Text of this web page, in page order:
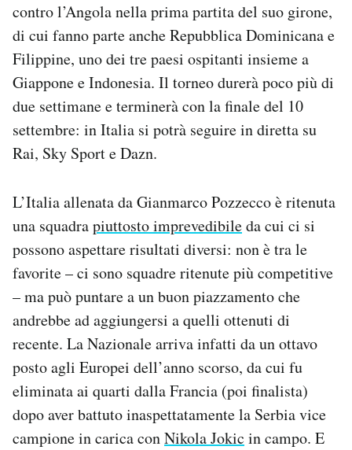
AREA PERSONALE
Area Personale
Newsletter
Notifiche mobile
Regala il Post
Hai bisogno di aiuto?
Esci
contro l’Angola nella prima partita del suo girone,
di cui fanno parte anche Repubblica Dominicana e
Filippine, uno dei tre paesi ospitanti insieme a
Giappone e Indonesia. Il torneo durerà poco più di
due settimane e terminerà con la finale del 10
settembre: in Italia si potrà seguire in diretta su
Rai, Sky Sport e Dazn.
L’Italia allenata da Gianmarco Pozzecco è ritenuta
una squadrapiuttosto imprevedibileda cui ci si
possono aspettare risultati diversi: non è tra le
favorite – ci sono squadre ritenute più competitive
– ma può puntare a un buon piazzamento che
andrebbe ad aggiungersi a quelli ottenuti di
recente. La Nazionale arriva infatti da un ottavo
posto agli Europei dell’anno scorso, da cui fu
eliminata ai quarti dalla Francia (poi finalista)
dopo aver battuto inaspettatamente la Serbia vice
campione in carica conNikola Jokic in campo. E